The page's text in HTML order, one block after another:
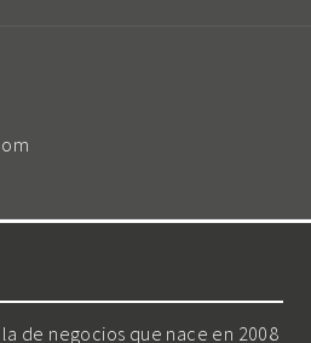
de negocios que nace en 2008